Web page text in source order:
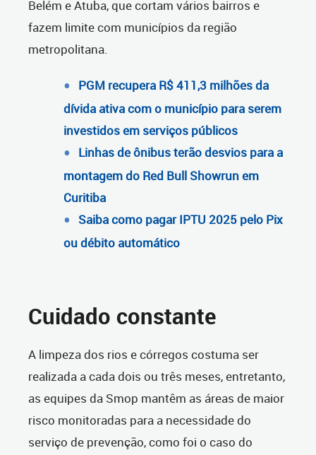
Belém e Atuba, que cortam vários bairros e
fazem limite com municípios da região
metropolitana.
PGM recupera R$ 411,3 milhões da
dívida ativa com o município para serem
investidos em serviços públicos
Linhas de ônibus terão desvios para a
montagem do Red Bull Showrun em
Curitiba
Saiba como pagar IPTU 2025 pelo Pix
ou débito automático
Cuidado constante
A limpeza dos rios e córregos costuma ser
realizada a cada dois ou três meses, entretanto,
as equipes da Smop mantêm as áreas de maior
risco monitoradas para a necessidade do
serviço de prevenção, como foi o caso do